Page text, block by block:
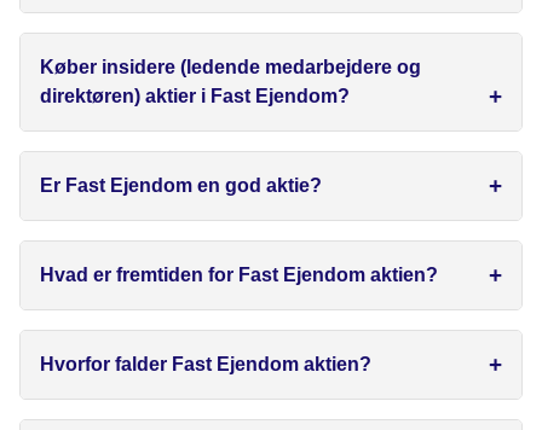
Køber insidere (ledende medarbejdere og
direktøren) aktier i Fast Ejendom?
Er Fast Ejendom en god aktie?
Hvad er fremtiden for Fast Ejendom aktien?
Hvorfor falder Fast Ejendom aktien?